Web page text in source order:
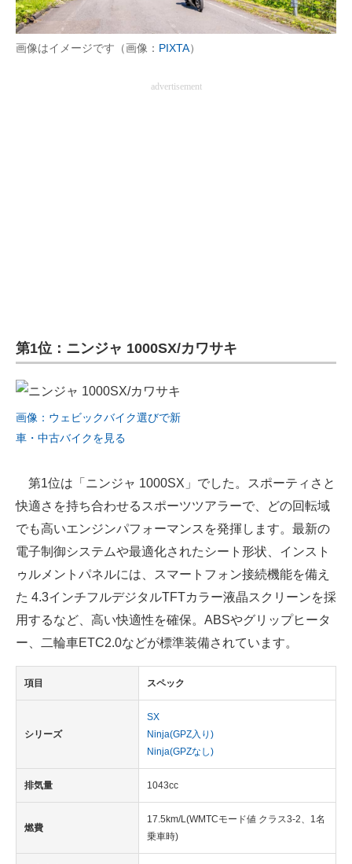
経営リーダーのコミュニティ
マーケ×ITの今がよく分かる
建設×テクノロジーの最前線
ちょっと気になるネットの話題
画像はイメージです（画像： PIXTA）
advertisement
第1位：ニンジャ 1000SX/カワサキ
画像：ウェビックバイク選びで新
車・中古バイクを見る
第1位は「ニンジャ 1000SX」でした。スポーティさと
快適さを持ち合わせるスポーツツアラーで、どの回転域
でも高いエンジンパフォーマンスを発揮します。最新の
電子制御システムや最適化されたシート形状、インスト
ゥルメントパネルには、スマートフォン接続機能を備え
た 4.3インチフルデジタルTFTカラー液晶スクリーンを採
用するなど、高い快適性を確保。ABSやグリップヒータ
ー、二輪車ETC2.0などが標準装備されています。
項目 スペック
シリーズ
SX
Ninja(GPZ入り)
Ninja(GPZなし)
排気量 1043cc
燃費
17.5km/L(WMTCモード値 クラス3-2、1名
乗車時)